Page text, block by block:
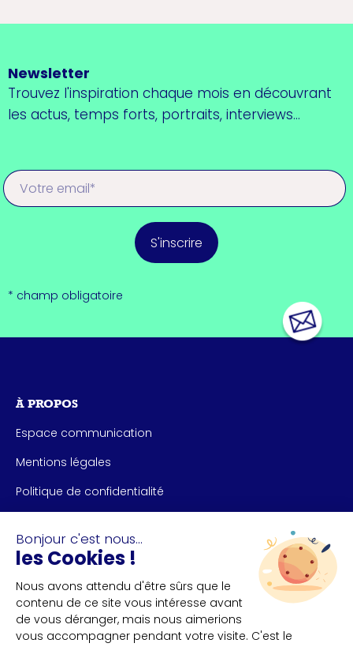
Newsletter
Trouvez l'inspiration chaque mois en découvrant
les actus, temps forts, portraits, interviews...
S'inscrire
* champ obligatoire
À PROPOS
Espace communication
Mentions légales
Politique de confidentialité